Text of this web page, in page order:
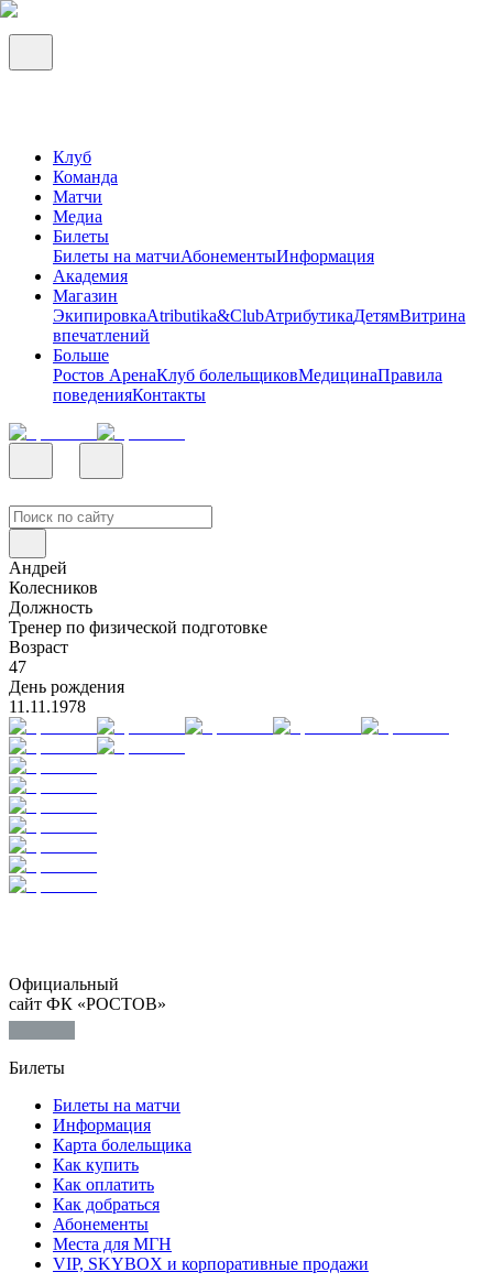
Клуб
Команда
Матчи
Медиа
Билеты
Билеты на матчиАбонементыИнформация
Академия
Магазин
ЭкипировкаAtributika&ClubАтрибутикаДетямВитрина
впечатлений
Больше
Ростов АренаКлуб болельщиковМедицинаПравила
поведенияКонтакты
Андрей
Колесников
Должность
Тренер по физической подготовке
Возраст
47
День рождения
11.11.1978
Официальный
сайт ФК «РОСТОВ»
Билеты
Билеты на матчи
Информация
Карта болельщика
Как купить
Как оплатить
Как добраться
Абонементы
Места для МГН
VIP, SKYBOX и корпоративные продажи